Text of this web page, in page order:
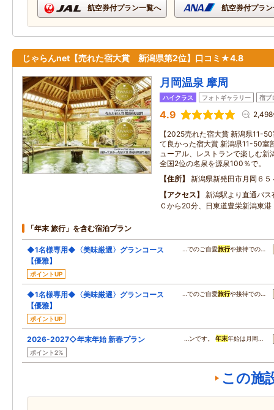
航空券付プラン一覧へ 航空券付プラ
じゃらんnet【売れた宿大賞 新潟県第2位】口コミ★4.8
月岡温泉 摩周
ハイクラス フォトギャラリー 宿ブ
4.9
【2025売れた宿大賞 新潟県11-
て良かった宿大賞 新潟県11-50室
ューアル、レストランで楽しむ新
全国2位の名泉を源泉100％で。
住所
新潟県新発田市月岡６５
アクセス
新潟駅より直通バ
Ｃから20分、日東道豊栄新潟東港
「年末 旅行」を含む宿泊プラン
◆1名様専用◆〈美味厳選〉グランコース
【優雅】
ポイントUP
…でのご自愛旅行や接待での…
◆1名様専用◆〈美味厳選〉グランコース
【優雅】
ポイントUP
…でのご自愛旅行や接待での…
2026-2027◇年末年始 新春プラン
ポイント2%
…ンです。年末年始は月岡…
この施